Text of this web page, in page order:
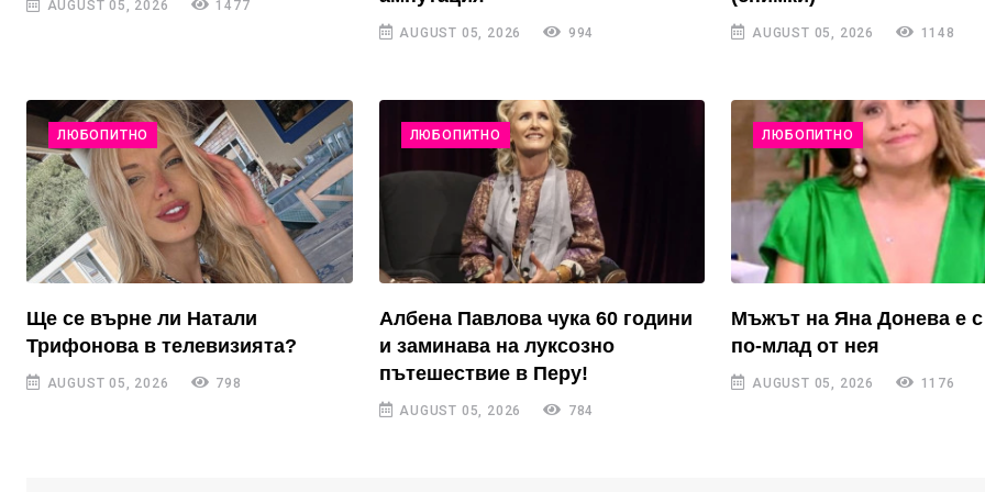
AUGUST 05, 2026 1477
AUGUST 05, 2026 994 AUGUST 05, 2026 1148
ЛЮБОПИТНО
Ще се върне ли Натали
Трифонова в телевизията?
AUGUST 05, 2026 798
ЛЮБОПИТНО
Албена Павлова чука 60 години
и заминава на луксозно
пътешествие в Перу!
AUGUST 05, 2026 784
ЛЮБОПИТНО
Мъжът на Яна Донева е с
по-млад от нея
AUGUST 05, 2026 1176